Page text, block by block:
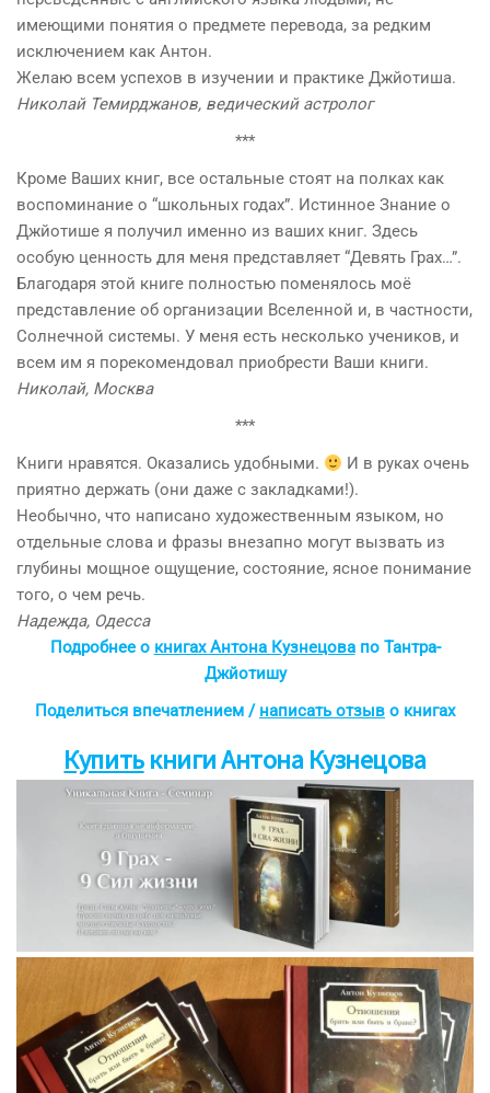
имеющими понятия о предмете перевода, за редким
исключением как Антон.
Желаю всем успехов в изучении и практике Джйотиша.
Николай Темирджанов, ведический астролог
***
Кроме Ваших книг, все остальные стоят на полках как
воспоминание о “школьных годах”. Истинное Знание о
Джйотише я получил именно из ваших книг. Здесь
особую ценность для меня представляет “Девять Грах…”.
Благодаря этой книге полностью поменялось моё
представление об организации Вселенной и, в частности,
Солнечной системы. У меня есть несколько учеников, и
всем им я порекомендовал приобрести Ваши книги.
Николай, Москва
***
Книги нравятся. Оказались удобными.
И в руках очень
приятно держать (они даже с закладками!).
Необычно, что написано художественным языком, но
отдельные слова и фразы внезапно могут вызвать из
глубины мощное ощущение, состояние, ясное понимание
того, о чем речь.
Надежда, Одесса
Подробнее о книгах Антона Кузнецовапо Тантра-
Джйотишу
Поделиться впечатлением / написать отзыв о книгах
Купитькниги Антона Кузнецова